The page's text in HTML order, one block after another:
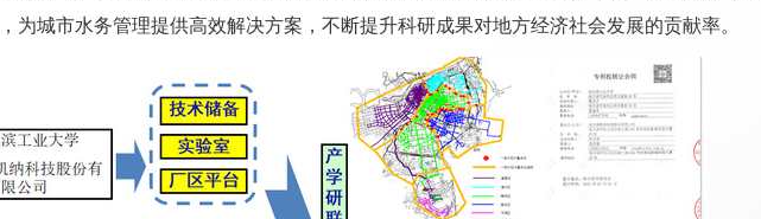
为城市水务管理提供高效解决方案，不断提升科研成果对地方经济社会发展的贡献率。